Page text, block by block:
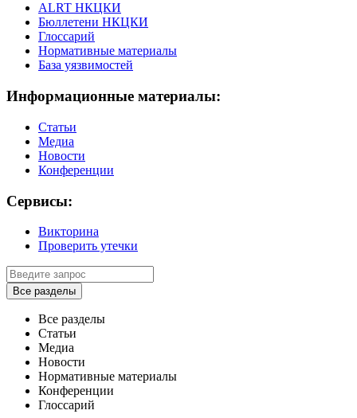
ALRT НКЦКИ
Бюллетени НКЦКИ
Глоссарий
Нормативные материалы
База уязвимостей
Информационные материалы:
Статьи
Медиа
Новости
Конференции
Сервисы:
Викторина
Проверить утечки
Все разделы
Все разделы
Статьи
Медиа
Новости
Нормативные материалы
Конференции
Глоссарий